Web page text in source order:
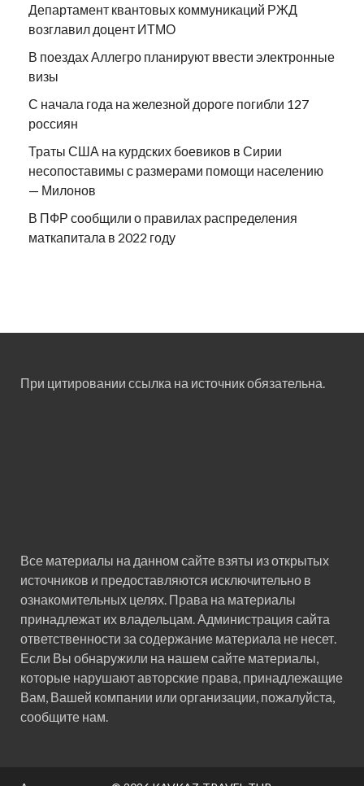
Департамент квантовых коммуникаций РЖД
возглавил доцент ИТМО
В поездах Аллегро планируют ввести электронные
визы
С начала года на железной дороге погибли 127
россиян
Траты США на курдских боевиков в Сирии
несопоставимы с размерами помощи населению
— Милонов
В ПФР сообщили о правилах распределения
маткапитала в 2022 году
При цитировании ссылка на источник обязательна.
Все материалы на данном сайте взяты из открытых
источников и предоставляются исключительно в
ознакомительных целях. Права на материалы
принадлежат их владельцам. Администрация сайта
ответственности за содержание материала не несет.
Если Вы обнаружили на нашем сайте материалы,
которые нарушают авторские права, принадлежащие
Вам, Вашей компании или организации, пожалуйста,
сообщите нам.